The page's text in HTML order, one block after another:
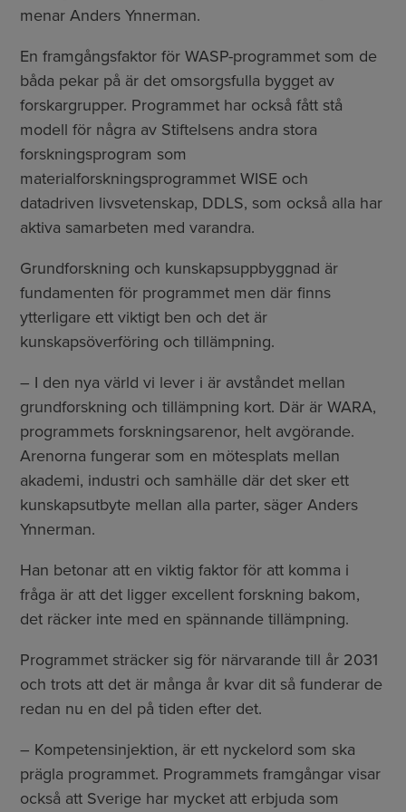
menar Anders Ynnerman.
En framgångsfaktor för WASP-programmet som de
båda pekar på är det omsorgsfulla bygget av
forskargrupper. Programmet har också fått stå
modell för några av Stiftelsens andra stora
forskningsprogram som
materialforskningsprogrammet WISE och
datadriven livsvetenskap, DDLS, som också alla har
aktiva samarbeten med varandra.
Grundforskning och kunskapsuppbyggnad är
fundamenten för programmet men där finns
ytterligare ett viktigt ben och det är
kunskapsöverföring och tillämpning.
– I den nya värld vi lever i är avståndet mellan
grundforskning och tillämpning kort. Där är WARA,
programmets forskningsarenor, helt avgörande.
Arenorna fungerar som en mötesplats mellan
akademi, industri och samhälle där det sker ett
kunskapsutbyte mellan alla parter, säger Anders
Ynnerman.
Han betonar att en viktig faktor för att komma i
fråga är att det ligger excellent forskning bakom,
det räcker inte med en spännande tillämpning.
Programmet sträcker sig för närvarande till år 2031
och trots att det är många år kvar dit så funderar de
redan nu en del på tiden efter det.
– Kompetensinjektion, är ett nyckelord som ska
prägla programmet. Programmets framgångar visar
också att Sverige har mycket att erbjuda som